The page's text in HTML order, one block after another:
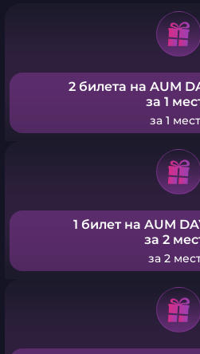
2 билета на AUM
за 1
за 1
1 билет на AUM
за 2
за 2